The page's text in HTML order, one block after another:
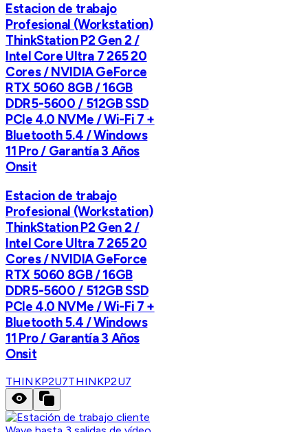
Estacion de trabajo
Profesional (Workstation)
ThinkStation P2 Gen 2 /
Intel Core Ultra 7 265 20
Cores / NVIDIA GeForce
RTX 5060 8GB / 16GB
DDR5-5600 / 512GB SSD
PCIe 4.0 NVMe / Wi-Fi 7 +
Bluetooth 5.4 / Windows
11 Pro / Garantía 3 Años
Onsit
Estacion de trabajo
Profesional (Workstation)
ThinkStation P2 Gen 2 /
Intel Core Ultra 7 265 20
Cores / NVIDIA GeForce
RTX 5060 8GB / 16GB
DDR5-5600 / 512GB SSD
PCIe 4.0 NVMe / Wi-Fi 7 +
Bluetooth 5.4 / Windows
11 Pro / Garantía 3 Años
Onsit
THINKP2U7THINKP2U7